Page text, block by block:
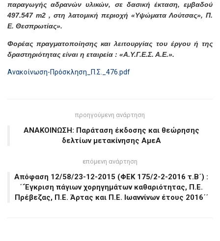
παραγωγής αδρανών υλικών, σε δασική έκταση, εμβαδού
497.547 m2 , στη λατομική περιοχή «Υψώματα Λούτσας», Π.
Ε. Θεσπρωτίας».
Φορέας πραγματοποίησης και λειτουργίας του έργου ή της
δραστηριότητας είναι η εταιρεία : «Α.Υ.Γ.Ε.Σ. Α.Ε.».
Ανακοίνωση-Πρόσκληση_Π.Σ._476.pdf
προηγούμενη ανάρτηση
ΑΝΑΚΟΙΝΩΣΗ: Παράταση έκδοσης και θεώρησης
δελτίων μετακίνησης ΑμεΑ
επόμενη ανάρτηση
Απόφαση 12/58/23-12-2015 (ΦΕΚ 175/2-2-2016 τ.Β΄) :
΄΄Έγκριση πάγιων χορηγημάτων καθαριότητας, Π.Ε.
Πρέβεζας, Π.Ε. Άρτας και Π.Ε. Ιωαννίνων έτους 2016΄΄